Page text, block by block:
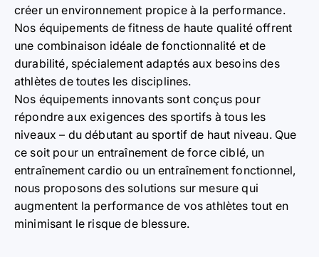
créer un environnement propice à la performance.
Nos équipements de fitness de haute qualité offrent
une combinaison idéale de fonctionnalité et de
durabilité, spécialement adaptés aux besoins des
athlètes de toutes les disciplines.
Nos équipements innovants sont conçus pour
répondre aux exigences des sportifs à tous les
niveaux – du débutant au sportif de haut niveau. Que
ce soit pour un entraînement de force ciblé, un
entraînement cardio ou un entraînement fonctionnel,
nous proposons des solutions sur mesure qui
augmentent la performance de vos athlètes tout en
minimisant le risque de blessure.